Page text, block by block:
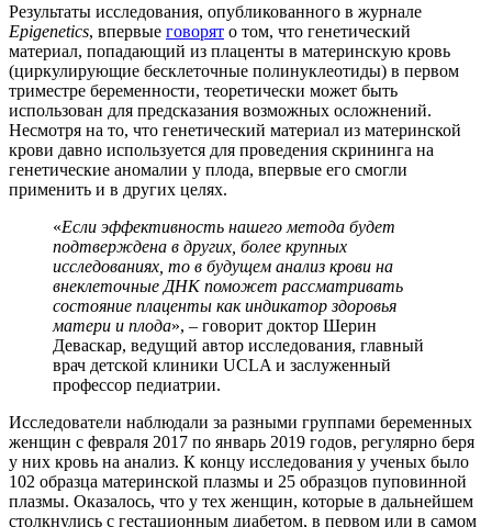
Результаты исследования, опубликованного в журнале
Epigenetics, впервые говорят о том, что генетический
материал, попадающий из плаценты в материнскую кровь
(циркулирующие бесклеточные полинуклеотиды) в первом
триместре беременности, теоретически может быть
использован для предсказания возможных осложнений.
Несмотря на то, что генетический материал из материнской
крови давно используется для проведения скрининга на
генетические аномалии у плода, впервые его смогли
применить и в других целях.
«Если эффективность нашего метода будет
подтверждена в других, более крупных
исследованиях, то в будущем анализ крови на
внеклеточные ДНК поможет рассматривать
состояние плаценты как индикатор здоровья
матери и плода», – говорит доктор Шерин
Деваскар, ведущий автор исследования, главный
врач детской клиники UCLA и заслуженный
профессор педиатрии.
Исследователи наблюдали за разными группами беременных
женщин с февраля 2017 по январь 2019 годов, регулярно беря
у них кровь на анализ. К концу исследования у ученых было
102 образца материнской плазмы и 25 образцов пуповинной
плазмы. Оказалось, что у тех женщин, которые в дальнейшем
столкнулись с гестационным диабетом, в первом или в самом